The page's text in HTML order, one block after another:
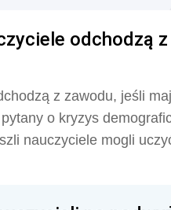
odchodzą
z zawodu, jeśli
o kryzys
nauczyciele mogli